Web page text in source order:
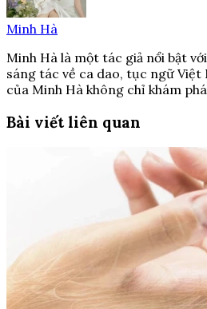
Minh Hà
Minh Hà là một tác giả nổi bật
sáng tác về ca dao, tục ngữ Việt
của Minh Hà không chỉ khám
Bài viết liên quan